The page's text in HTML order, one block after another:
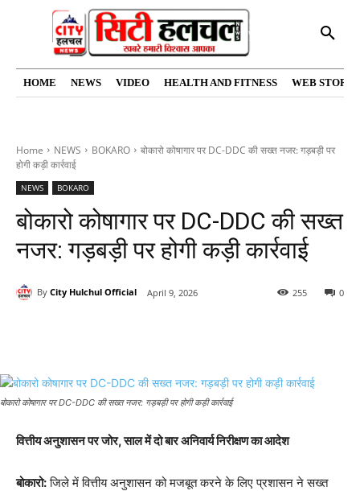
HOME NEWS VIDEO HEALTH AND FITNESS WEB
Home NEWS BOKARO
बोकारो कोषागार पर DC-DDC की सख्त नजर: गड़बड़ी पर
होगी कड़ी कार्रवाई
NEWS BOKARO
बोकारो कोषागार पर DC-DDC की सख्त
नजर: गड़बड़ी पर होगी कड़ी कार्रवाई
By City Hulchul Official April 9, 2026 0
255
बोकारो कोषागार पर DC-DDC की सख्त नजर: गड़बड़ी पर होगी कड़ी कार्रवाई
वित्तीय अनुशासन पर जोर, साल में दो बार अनिवार्य निरीक्षण का आदेश
बोकारो:जिले में वित्तीय अनुशासन को मजबूत करने के लिए प्रशासन ने सख्त